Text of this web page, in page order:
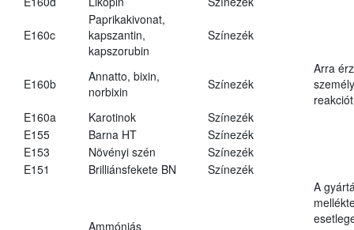
E160c
Paprikakivonat,
kapszantin,
kapszorubin
Színezék
E160b
Annatto, bixin,
norbixin
Színezék
Arra
E160a
Karotinok
Színezék
E155
Barna HT
Színezék
E153
Növényi szén
Színezék
E151
Brilliánsfekete BN Színezék
Ammóniás
A